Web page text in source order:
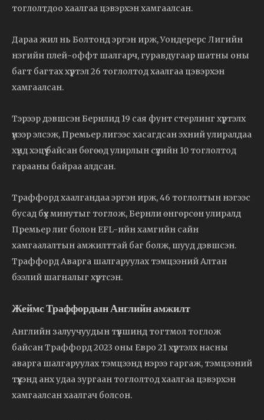
тоглолтдоо хаалгаа цэвэрхэн хамгаалсан.
Дараа жил нь Болтонд эргэн ирж, Уондерерс Лигийн
нэгийн плей-оффт шалгарч, гуравдугаар шатны оны
багт багтах хүртэл 26 тоглолтод хаалгаа цэвэрхэн
хамгаалсан.
Тэрээр дэвшсэн Бернлид 19 сая фунт стерлинг хүртэлх
үнээр элсэж, Премьер лигээс хасагдсан эхний улиралдаа
хүнд хэцүү байсан бөгөөд улирлын сүүлийн 10 тоглолтод
гарааны байраа алдсан.
Траффорд хаалгандаа эргэн ирж, 46 тоглолтын нэгээс
бусад бүх минутыг тоглож, Бернли өнгөрсөн улиралд
Премьер лиг болон EFL-ийн хамгийн сайн
хамгаалалтын амжилттай баг болж, шууд дэвшсэн.
Траффорд Аварга шалгаруулах тэмцээний Алтан
бээлий шагналыг хүртсэн.
Жеймс Траффордын Английн амжилт
Английн залуучуудын түвшинд тогтмол тоглож
байсан Траффорд 2023 оны Евро 21 хүртэлх насны
аварга шалгаруулах тэмцээнд нэрээ гаргаж, тэмцээний
түүхэнд анх удаа зургаан тоглолтод хаалгаа цэвэрхэн
хамгаалсан хаалгач болсон.